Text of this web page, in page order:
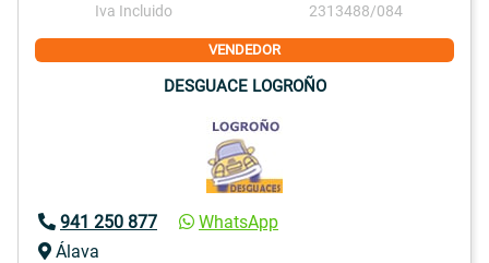
Iva Incluido 2313488/084
VENDEDOR
DESGUACE LOGROÑO
941 250 877
WhatsApp
Álava